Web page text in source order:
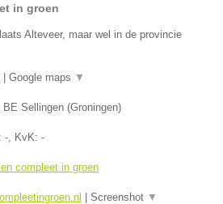
in groen
Alteveer, maar wel in de provincie
| Google maps ▼
BE Sellingen (Groningen)
- , KvK: -
compleet in groen
| Screenshot ▼